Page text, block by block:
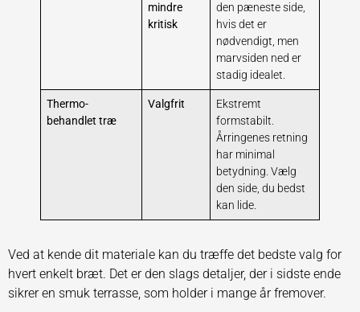
mindre
kritisk
den pæneste side,
hvis det er
nødvendigt, men
marvsiden ned er
stadig idealet.
Thermo-
behandlet træ
Valgfrit
Ekstremt
formstabilt.
Årringenes retning
har minimal
betydning. Vælg
den side, du bedst
kan lide.
Ved at kende dit materiale kan du træffe det bedste valg for
hvert enkelt bræt. Det er den slags detaljer, der i sidste ende
sikrer en smuk terrasse, som holder i mange år fremover.